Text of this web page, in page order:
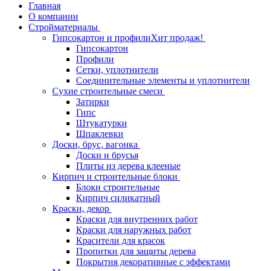
Главная
О компании
Стройматериалы
Гипсокартон и профилиХит продаж!
Гипсокартон
Профили
Сетки, уплотнители
Соединительные элементы и уплотнители
Сухие строительные смеси
Затирки
Гипс
Штукатурки
Шпаклевки
Доски, брус, вагонка
Доски и брусья
Плиты из дерева клееные
Кирпич и строительные блоки
Блоки строительные
Кирпич силикатный
Краски, декор
Краски для внутренних работ
Краски для наружных работ
Красители для красок
Пропитки для защиты дерева
Покрытия декоративные с эффектами